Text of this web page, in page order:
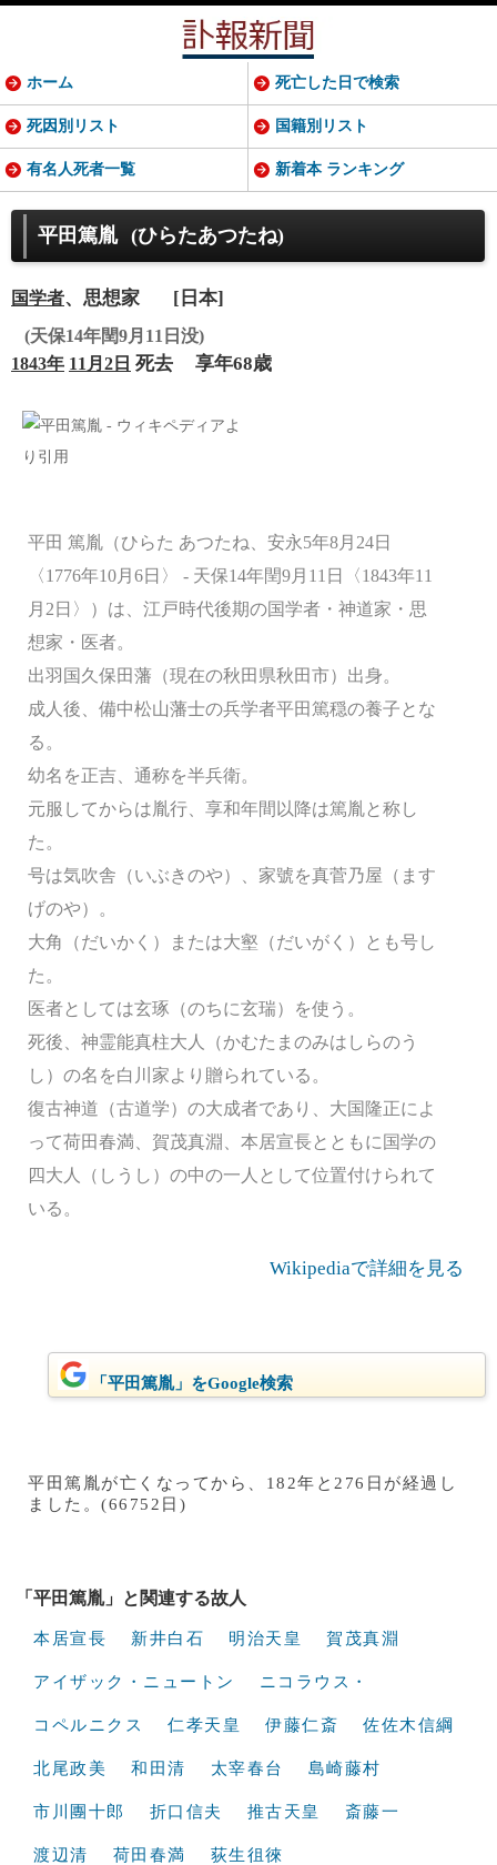
平田篤胤 (ひらたあつたね)
国学者、思想家 [日本]
(天保14年閏9月11日没)
1843年 11月2日 死去 享年68歳
平田 篤胤（ひらた あつたね、安永5年8月24日
〈1776年10月6日〉 - 天保14年閏9月11日〈1843年11
月2日〉）は、江戸時代後期の国学者・神道家・思
想家・医者。
出羽国久保田藩（現在の秋田県秋田市）出身。
成人後、備中松山藩士の兵学者平田篤穏の養子とな
る。
幼名を正吉、通称を半兵衛。
元服してからは胤行、享和年間以降は篤胤と称し
た。
号は気吹舎（いぶきのや）、家號を真菅乃屋（ます
げのや）。
大角（だいかく）または大壑（だいがく）とも号し
た。
医者としては玄琢（のちに玄瑞）を使う。
死後、神霊能真柱大人（かむたまのみはしらのう
し）の名を白川家より贈られている。
復古神道（古道学）の大成者であり、大国隆正によ
って荷田春満、賀茂真淵、本居宣長とともに国学の
四大人（しうし）の中の一人として位置付けられて
いる。
Wikipediaで詳細を見る
「平田篤胤」をGoogle検索
平田篤胤が亡くなってから、182年と276日が経過し
ました。(66752日)
「平田篤胤」と関連する故人
本居宣長 新井白石 明治天皇 賀茂真淵
アイザック・ニュートン ニコラウス・
コペルニクス 仁孝天皇 伊藤仁斎 佐佐木信綱
北尾政美 和田清 太宰春台 島崎藤村
市川團十郎 折口信夫 推古天皇 斎藤一
渡辺清 荷田春満 荻生徂徠
ホーム 死亡した日で検索
死因別リスト 国籍別リスト
有名人死者一覧 新着本 ランキング